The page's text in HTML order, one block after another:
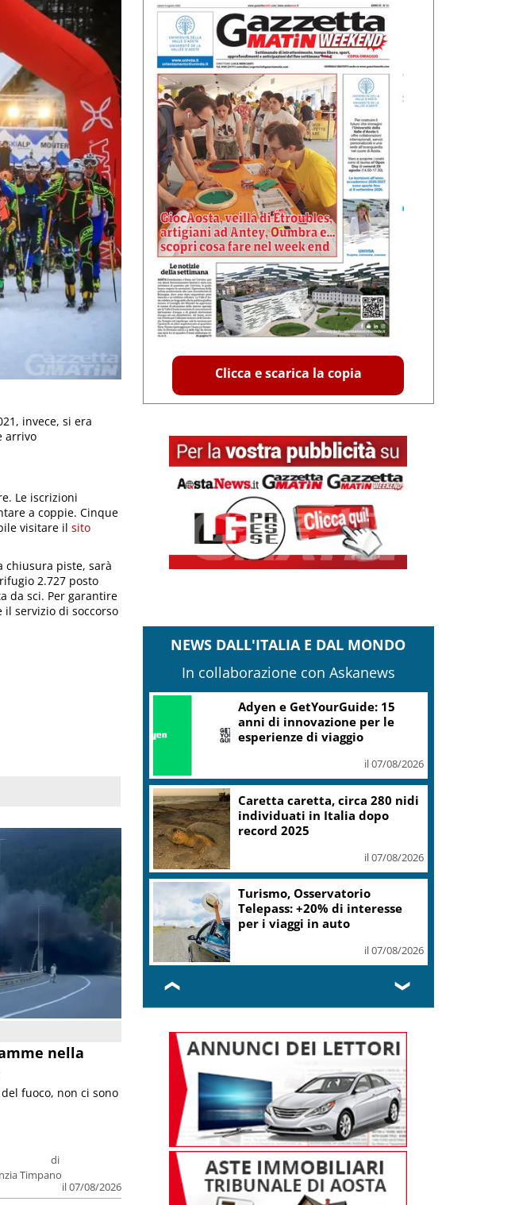
invece, si era
arrivo
Le iscrizioni
a coppie. Cinque
visitare il sito
chiusura piste, sarà
2.727 posto
da sci. Per garantire
servizio di soccorso
nella
di
Timpano
il 07/08/2026
fuoco, non ci sono
Clicca e scarica la copia
NEWS DALL'ITALIA E DAL MONDO
In collaborazione con Askanews
Adyen e GetYourGuide: 15
anni di innovazione per le
esperienze di viaggio
il 07/08/2026
Caretta caretta, circa 280 nidi
individuati in Italia dopo
record 2025
il 07/08/2026
Turismo, Osservatorio
Telepass: +20% di interesse
per i viaggi in auto
il 07/08/2026
❮ ❯